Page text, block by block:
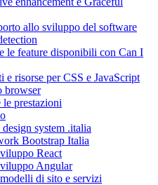
allo sviluppo del software
le feature disponibili con Can I
e risorse per CSS e JavaScript
browser
prestazioni
system .italia
Bootstrap Italia
React
Angular
di sito e servizi